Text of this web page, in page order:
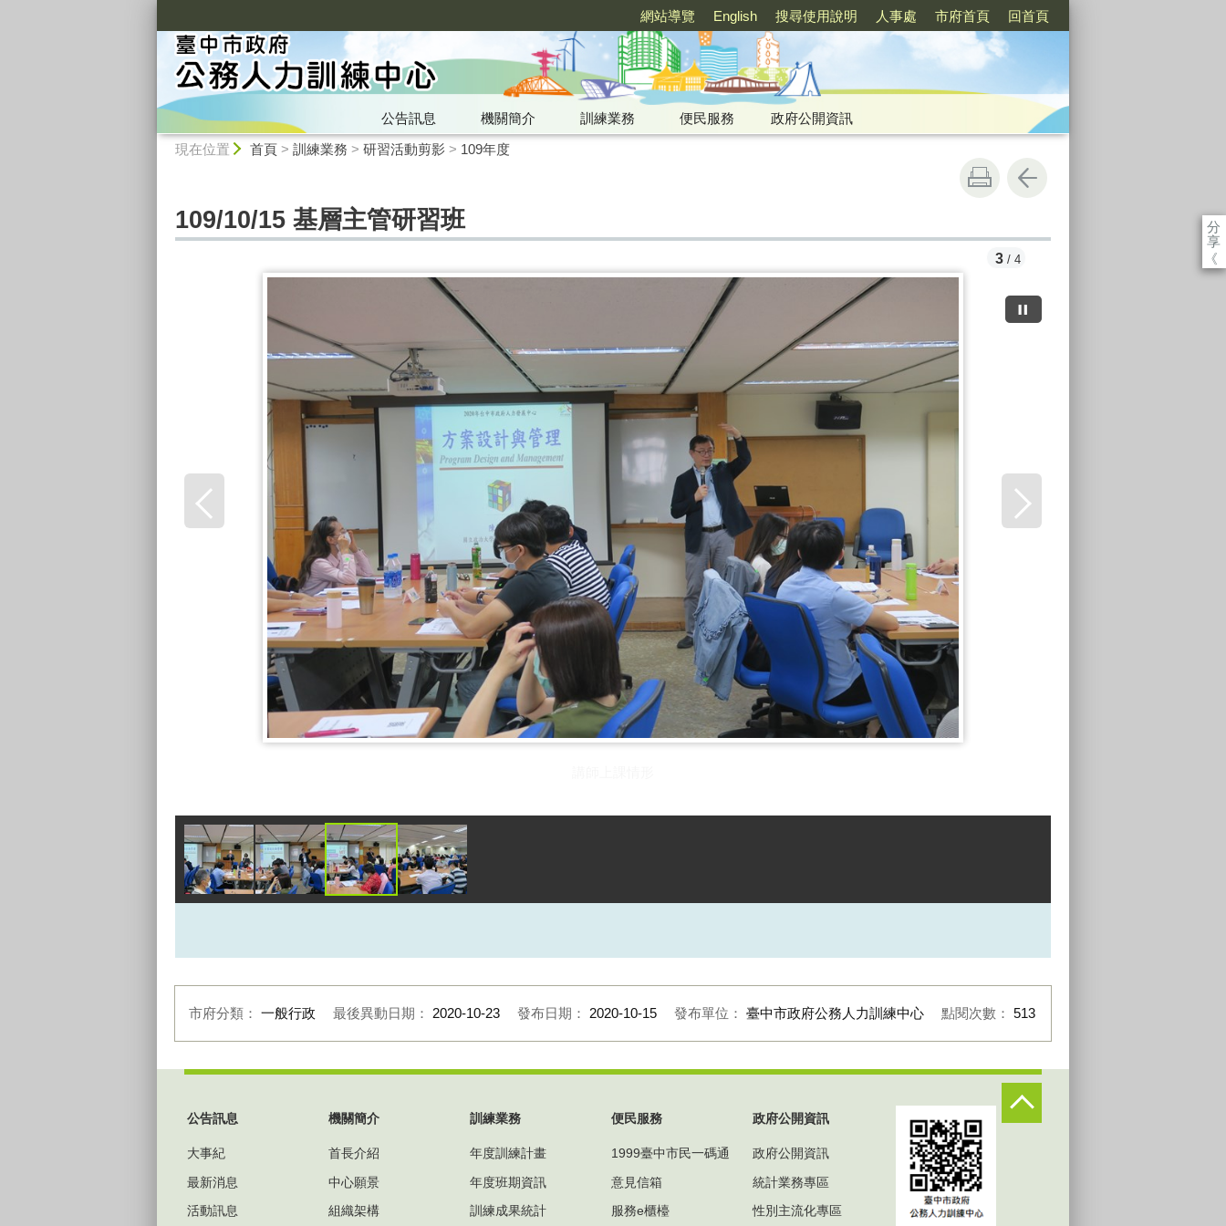
網站導覽 English 搜尋使用說明 人事處 市府首頁 回首頁
公告訊息 機關簡介 訓練業務 便民服務
政府公開資訊
現在位置 首頁> 訓練業務 > 研習活動剪影> 109年度
分
享
《
109/10/15 基層主管研習班
3 / 4
市府分類： 一般行政 最後異動日期： 2020-10-23 發布日期： 2020-10-15 發布單位： 臺中市政府公務人力訓練中心 點閱次數： 513
公告訊息
大事紀
最新消息
活動訊息
機關簡介
首長介紹
中心願景
組織架構
訓練業務
年度訓練計畫
年度班期資訊
訓練成果統計
便民服務
1999臺中市民一碼通
意見信箱
服務e櫃檯
政府公開資訊
政府公開資訊
統計業務專區
性別主流化專區